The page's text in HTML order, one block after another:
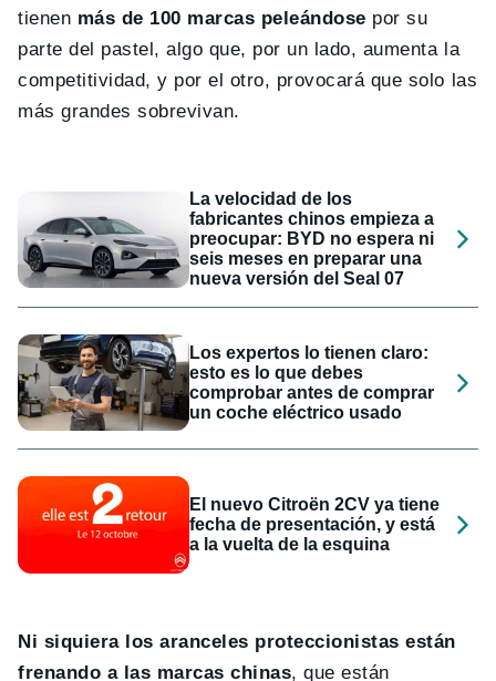
tienen más de 100 marcas peleándose por su
parte del pastel, algo que, por un lado, aumenta la
competitividad, y por el otro, provocará que solo las
más grandes sobrevivan.
La velocidad de los
fabricantes chinos empieza a
preocupar: BYD no espera ni
seis meses en preparar una
nueva versión del Seal 07
Los expertos lo tienen claro:
esto es lo que debes
comprobar antes de comprar
un coche eléctrico usado
El nuevo Citroën 2CV ya tiene
fecha de presentación, y está
a la vuelta de la esquina
Ni siquiera los aranceles proteccionistas están
frenando a las marcas chinas, que están